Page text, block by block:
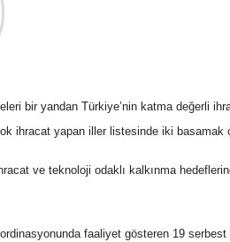
bir yandan Türkiye’nin katma değerli
ihracat yapan iller listesinde iki basamak
ve teknoloji odaklı kalkınma
faaliyet gösteren 19